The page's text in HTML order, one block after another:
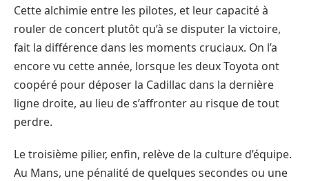
Cette alchimie entre les pilotes, et leur capacité à
rouler de concert plutôt qu’à se disputer la victoire,
fait la différence dans les moments cruciaux. On l’a
encore vu cette année, lorsque les deux Toyota ont
coopéré pour déposer la Cadillac dans la dernière
ligne droite, au lieu de s’affronter au risque de tout
perdre.
Le troisième pilier, enfin, relève de la culture d’équipe.
Au Mans, une pénalité de quelques secondes ou une